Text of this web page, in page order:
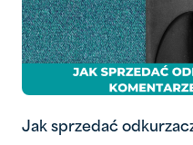
Jak sprzedać